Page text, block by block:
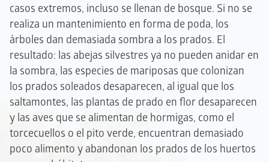
casos extremos, incluso se llenan de bosque. Si no se
realiza un mantenimiento en forma de poda, los
árboles dan demasiada sombra a los prados. El
resultado: las abejas silvestres ya no pueden anidar en
la sombra, las especies de mariposas que colonizan
los prados soleados desaparecen, al igual que los
saltamontes, las plantas de prado en flor desaparecen
y las aves que se alimentan de hormigas, como el
torcecuellos o el pito verde, encuentran demasiado
poco alimento y abandonan los prados de los huertos